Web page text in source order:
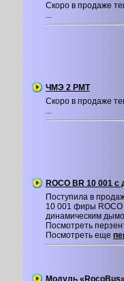
Скоро в продаже
...
ЧМЭ 2 PMT
Скоро в продаже
...
ROCO BR 10 001
Поступила в
10 001 фиры ROCO
динамическим
Посмотреть
Посмотреть еще
Модуль «RocoBus»